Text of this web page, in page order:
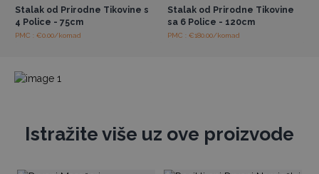
Stalak od Prirodne Tikovine s
4 Police - 75cm
PMC : €0.00/komad
Stalak od Prirodne Tikovine
sa 6 Police - 120cm
PMC : €180.00/komad
Istražite više uz ove proizvode